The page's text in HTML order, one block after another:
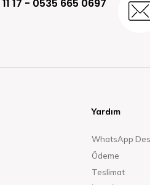
17 - 0535 665 0697
Yardım
WhatsApp
Ödeme
Teslimat